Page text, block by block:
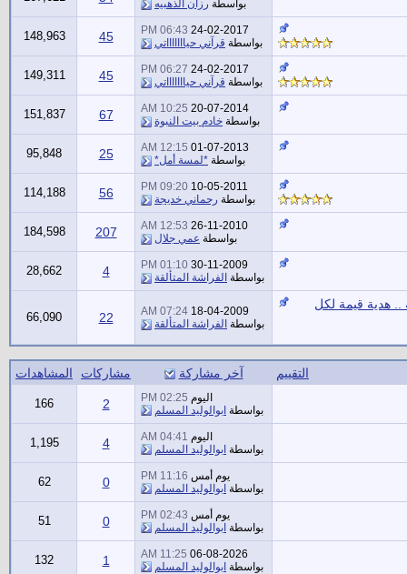
بواسطة رزان الذهبيه
24-02-2017
06:43 PM
بواسطة قرآني حياااااااتي 45
148,963
24-02-2017
06:27 PM
بواسطة قرآني حياااااااتي 45
149,311
20-07-2014
10:25 AM
بواسطة خادم بيت النبوة 67
151,837
01-07-2013
12:15 AM
بواسطة *لمسة أمل* 25
95,848
10-05-2011
09:20 PM
بواسطة رحماني خديجة 56
114,188
26-11-2010
12:53 AM
بواسطة عمي جلال 207
184,598
30-11-2009
01:10 PM
بواسطة الفراشة المتألقة 4
28,662
.. هدية قيمة لكل 18-04-2009
07:24 AM
بواسطة الفراشة المتألقة 22
66,090
التقييم آخر مشاركة مشاركات المشاهدات
اليوم 02:25 PM
بواسطة ابوالوليد المسلم 2
166
اليوم 04:41 AM
بواسطة ابوالوليد المسلم 4
1,195
يوم أمس 11:16 PM
بواسطة ابوالوليد المسلم 0
62
يوم أمس 02:43 PM
بواسطة ابوالوليد المسلم 0
51
06-08-2026
11:25 AM
بواسطة ابوالوليد المسلم 1
132